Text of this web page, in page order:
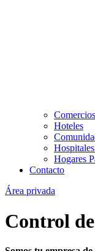
Comercios
Hoteles
Hogares
Contacto
Área privada
Control